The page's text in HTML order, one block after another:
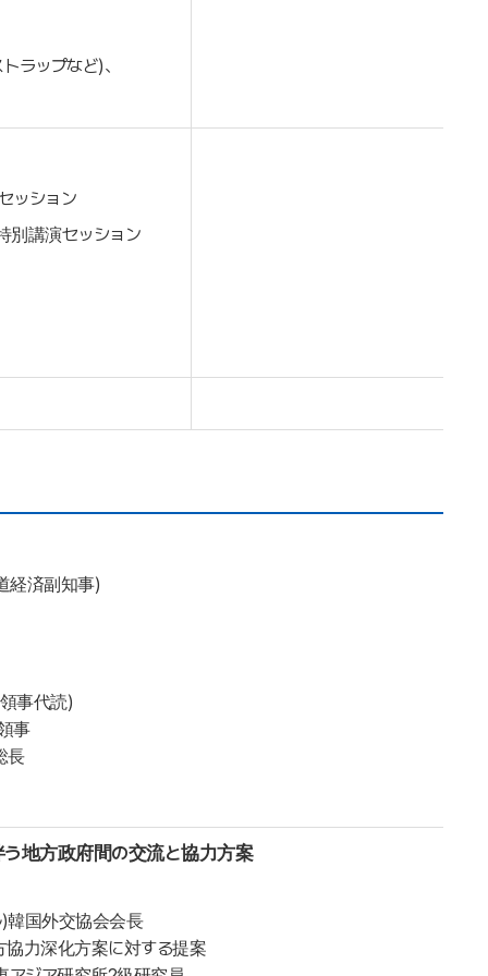
ラップなど)、
ッション
別講演セッション
経済副知事)
事代読)
事
長
地方政府間の交流と協力方案
)韓国外交協会会長
協力深化方案に対する提案